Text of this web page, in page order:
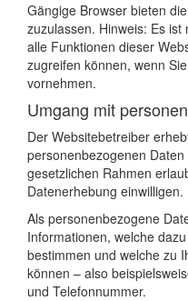
Gängige Browser bieten
zuzulassen. Hinweis: Es
alle Funktionen dieser
zugreifen können, wenn
vornehmen.
Umgang mit
Der Websitebetreiber
personenbezogenen
gesetzlichen Rahmen
Datenerhebung einwilligen.
Als personenbezogene
Informationen, welche
bestimmen und welche zu
können – also
und Telefonnummer.